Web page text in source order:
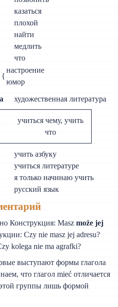
казаться
плохой
найти
медлить
что
{
настроение
юмор
художественная литература
учиться чему, учить
что
учить азбуку
учиться литературе
я только начинаю учить
русский язык
Конструкция: Maszmoże jej
Czy nie masz jej adresu?
kolega nie ma agrafki?
выступают формы глагола
что глагол mieć отличается
этой группы лишь формой